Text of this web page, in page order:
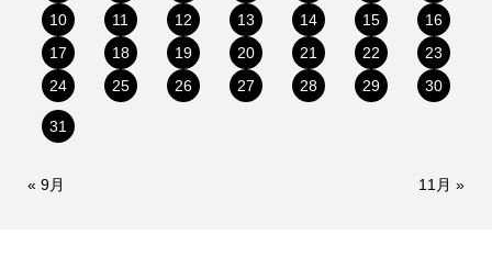
10
11 12 13 14 15
16
17
18 19 20 21 22
23
24
25 26 27 28 29 30
31
« 9月 11月 »